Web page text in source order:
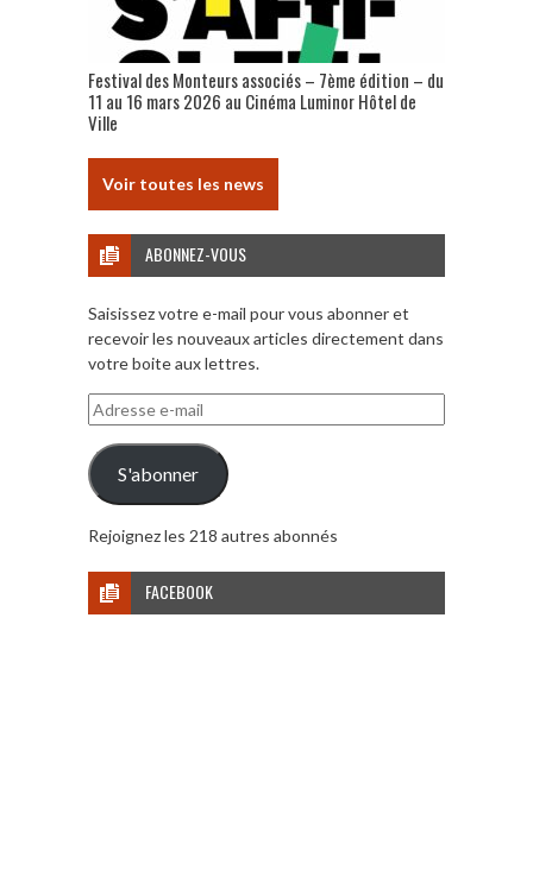
Festival des Monteurs associés – 7ème édition – du
11 au 16 mars 2026 au Cinéma Luminor Hôtel de
Ville
Voir toutes les news
ABONNEZ-VOUS
Saisissez votre e-mail pour vous abonner et
recevoir les nouveaux articles directement dans
votre boite aux lettres.
Adresse
e-
mail
S'abonner
Rejoignez les 218 autres abonnés
FACEBOOK